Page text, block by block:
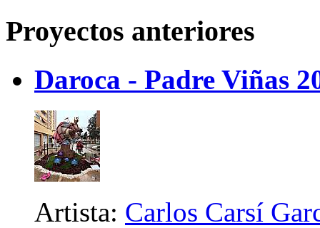
Proyectos anteriores
Daroca - Padre Viñas
Artista: Carlos Carsí